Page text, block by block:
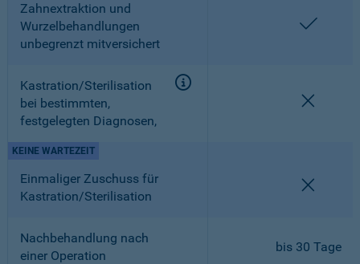
Zahnextraktion und
Wurzelbehandlungen
unbegrenzt mitversichert
Kastration/Sterilisation
bei bestimmten,
festgelegten Diagnosen,
Einmaliger Zuschuss für
Kastration/Sterilisation
KEINE WARTEZEIT
Nachbehandlung nach
einer Operation
bis 30 Tage